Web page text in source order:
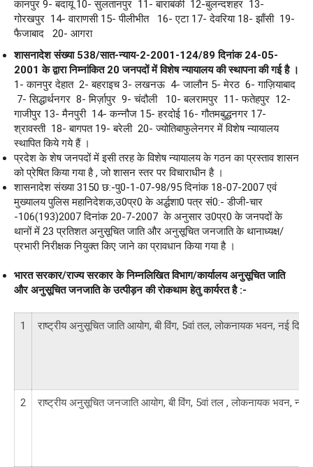
कानपुर 9- बदायूं 10- सुलतानपुर 11- बाराबंकी 12-बुलन्दशहर 13-
गोरखपुर 14- वाराणसी 15- पीलीभीत 16- एटा 17- देवरिया 18- झाँसी 19-
फैजाबाद 20- आगरा
शासनादेश संख्या 538/सात-न्याय-2-2001-124/89 दिनांक 24-05-
2001 के द्वारा निम्नांकित 20 जनपदों में विशेष न्यायालय की स्थापना की गई है ।
1- कानपुर देहात 2- बहराइच 3- लखनऊ 4- जालौन 5- मेरठ 6- गाज़ियाबाद
7- सिद्धार्थनगर 8- मिर्ज़ापुर 9- चंदौली 10- बलरामपुर 11- फतेहपुर 12-
गाजीपुर 13- मैनपुरी 14- कन्नौज 15- हरदोई 16- गौतमबुद्धनगर 17-
श्रावस्ती 18- बागपत 19- बरेली 20- ज्योतिबाफुलेनगर में विशेष न्यायालय
स्थापित किये गये हैं ।
प्रदेश के शेष जनपदों में इसी तरह के विशेष न्यायालय के गठन का प्रस्ताव शासन
को प्रेषित किया गया है , जो शासन स्तर पर विचाराधीन है ।
शासनादेश संख्या 3150 छ:-पु0-1-07-98/95 दिनांक 18-07-2007 एवं
मुख्यालय पुलिस महानिदेशक,उ0प्र0 के अर्द्धशा0 पत्र सं0:- डीजी-चार
-106(193)2007 दिनांक 20-7-2007 के अनुसार उ0प्र0 के जनपदों के
थानों में 23 प्रतिशत अनुसूचित जाति और अनुसूचित जनजाति के थानाध्यक्ष/
प्रभारी निरीक्षक नियुक्त किए जाने का प्रावधान किया गया है ।
भारत सरकार/राज्य सरकार के निम्नलिखित विभाग/कार्यालय अनुसूचित जाति
और अनुसूचित जनजाति के उत्पीड़न की रोकथाम हेतु कार्यरत है :-
1 राष्ट्रीय अनुसूचित जाति आयोग, बी विंग, 5वां तल, लोकनायक भवन, नई
2 राष्ट्रीय अनुसूचित जनजाति आयोग, बी विंग, 5वां तल , लोकनायक भवन, नई